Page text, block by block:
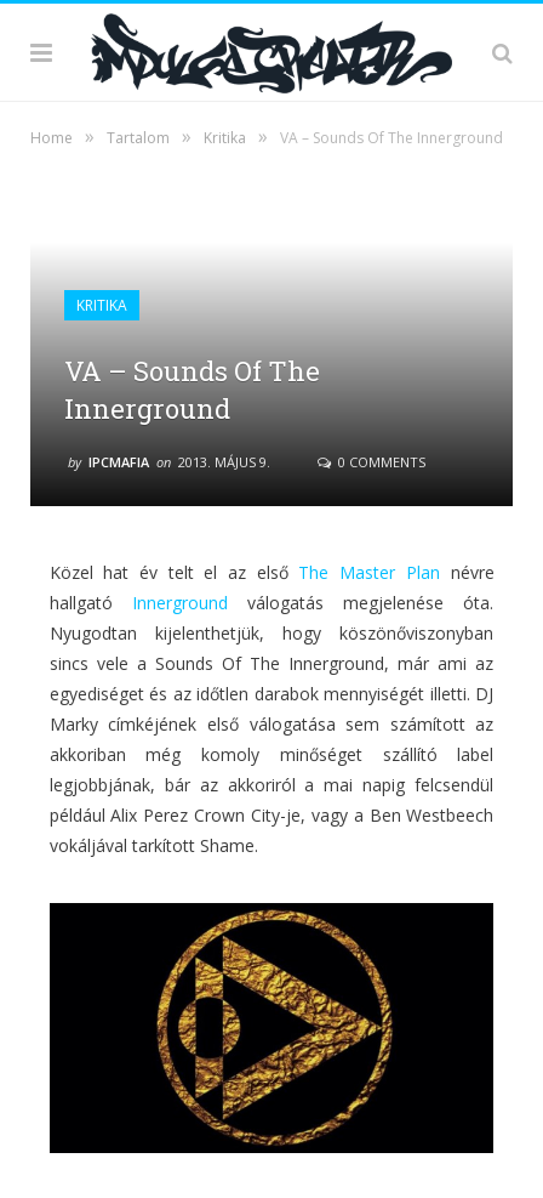
Home » Tartalom » Kritika » VA – Sounds Of The Innerground
KRITIKA
VA – Sounds Of The
Innerground
by IPCMAFIA on 2013. MÁJUS 9. 0 COMMENTS
Közel hat év telt el az első The Master Plan névre
hallgató Innerground válogatás megjelenése óta.
Nyugodtan kijelenthetjük, hogy köszönőviszonyban
sincs vele a Sounds Of The Innerground, már ami az
egyediséget és az időtlen darabok mennyiségét illetti. DJ
Marky címkéjének első válogatása sem számított az
akkoriban még komoly minőséget szállító label
legjobbjának, bár az akkoriról a mai napig felcsendül
például Alix Perez Crown City-je, vagy a Ben Westbeech
vokáljával tarkított Shame.